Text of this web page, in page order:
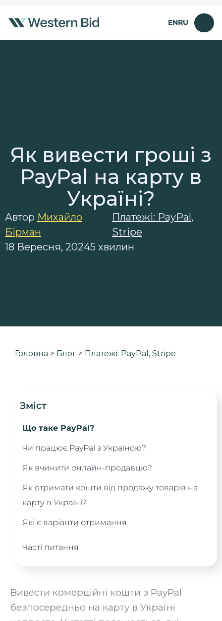
до
ENRU
Як вивести гроші з
PayPal на карту в
Україні?
Автор Михайло
Бірман
Платежі: PayPal,
Stripe
18 Вересня, 20245 хвилин
Головна > Блог > Платежі: PayPal, Stripe
Зміст
Що таке PayPal?
Чи працює PayPal з Україною?
Як вчинити онлайн-продавцю?
Як отримати кошти від продажу товарів на
карту в Україні?
Які є варіанти отримання
Часті питання
Вивести комерційні кошти з PayPal
безпосередньо на карту в Україні